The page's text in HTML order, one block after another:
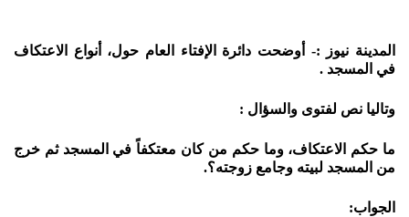
المدينة نيوز :- أوضحت دائرة الإفتاء العام حول، أنواع الاعتكاف
في المسجد .
وتاليا نص لفتوى والسؤال :
ما حكم الاعتكاف، وما حكم من كان معتكفاً في المسجد ثم خرج
من المسجد لبيته وجامع زوجته؟.
الجواب: